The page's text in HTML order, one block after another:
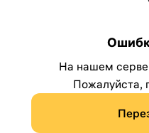
На нашем
Пожалуйста,